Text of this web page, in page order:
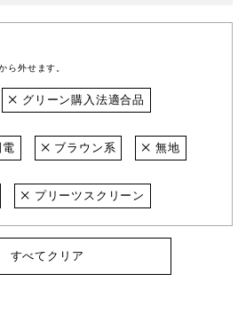
ら外せます。
グリーン購入法適合品
電 ブラウン系 無地
プリーツスクリーン
すべてクリア